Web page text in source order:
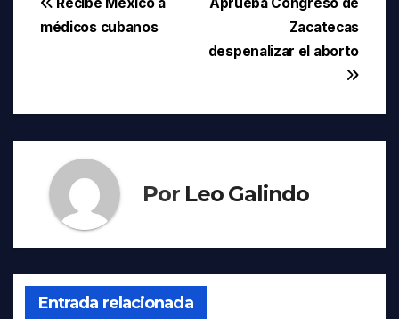
Navegación
Zacatecas
despenalizar el aborto
médicos cubanos
Por Leo Galindo
Entrada relacionada